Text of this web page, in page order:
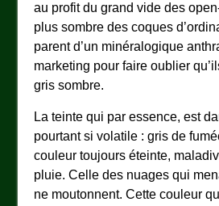
au profit du grand vide des
plus sombre des coques
parent d’un minéralogique
marketing pour faire oublier
gris sombre.
La teinte qui par essence, est
pourtant si volatile : gris de
couleur toujours éteinte,
pluie. Celle des nuages qui
ne moutonnent. Cette couleur